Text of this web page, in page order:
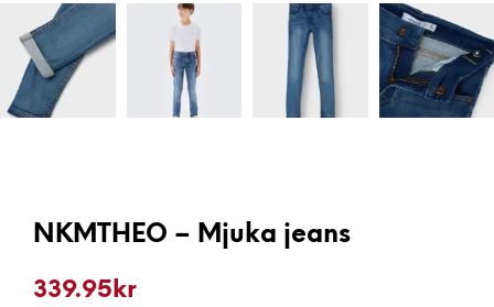
NKMTHEO – Mjuka jeans
339.95kr